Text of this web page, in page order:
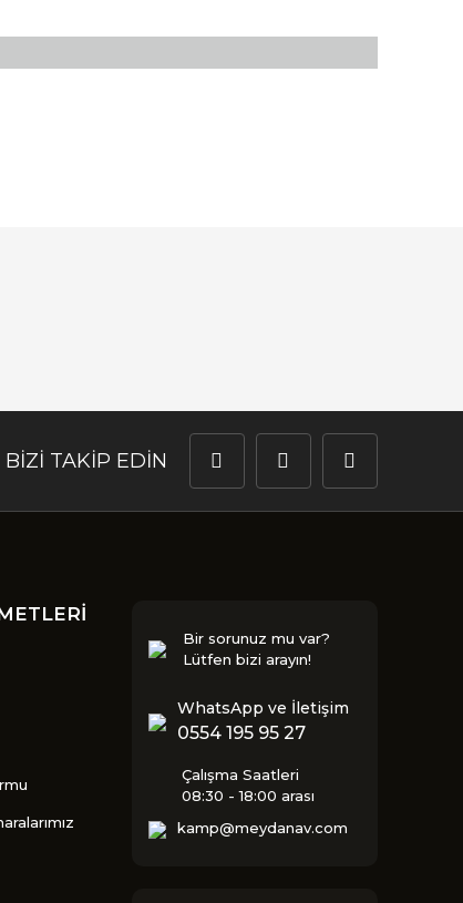
BİZİ TAKİP EDİN
Bir sorunuz mu var?
Lütfen bizi arayın!
WhatsApp ve İletişim
0554 195 95 27
Çalışma Saatleri
08:30 - 18:00 arası
kamp@meydanav.com